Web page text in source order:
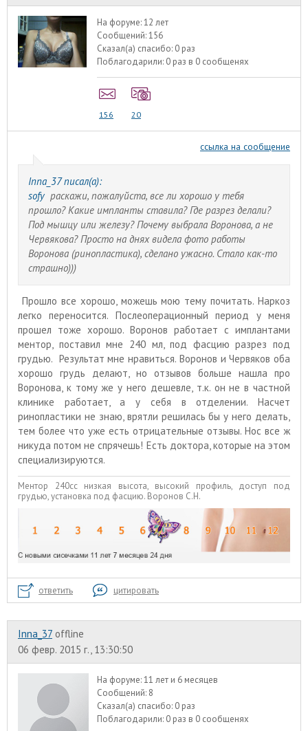
На форуме:12 лет
Сообщений:156
Сказал(а) спасибо: 0 раз
Поблагодарили: 0 раз в 0 сообщенях
156 20
ссылка на сообщение
Inna_37 писал(а):
sofyраскажи, пожалуйста, все ли хорошо у тебя
прошло? Какие импланты ставила? Где разрез делали?
Под мышцу или железу? Почему выбрала Воронова, а не
Червякова? Просто на днях видела фото работы
Воронова (ринопластика), сделано ужасно. Стало как-то
страшно)))
Прошло все хорошо, можешь мою тему почитать. Наркоз
легко переносится. Послеоперационный период у меня
прошел тоже хорошо. Воронов работает с имплантами
ментор, поставил мне 240 мл, под фасцию разрез под
грудью. Результат мне нравиться. Воронов и Червяков оба
хорошо грудь делают, но отзывов больше нашла про
Воронова, к тому же у него дешевле, т.к. он не в частной
клинике работает, а у себя в отделении. Насчет
ринопластики не знаю, врятли решилась бы у него делать,
тем более что уже есть отрицательные отзывы. Нос все ж
никуда потом не спрячешь! Есть доктора, которые на этом
специализируются.
Ментор 240сс низкая высота, высокий профиль, доступ под
грудью, установка под фасцию. Воронов С.Н.
ответить цитировать
Inna_37 offline
06 февр. 2015 г., 13:30:50
На форуме:11 лет и 6 месяцев
Сообщений: 8
Сказал(а) спасибо: 0 раз
Поблагодарили: 0 раз в 0 сообщенях